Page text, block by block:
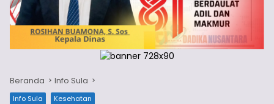
Beranda Info Sula
Info Sula Kesehatan